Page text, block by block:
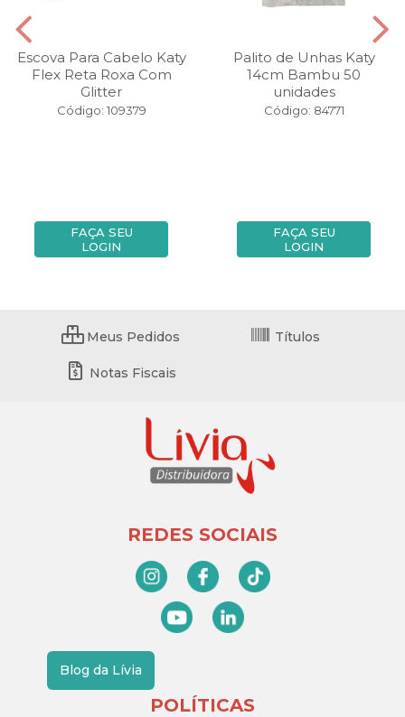
Escova Para Cabelo Katy
Flex Reta Roxa Com
Glitter
Código: 109379
FAÇA SEU
LOGIN
Palito de Unhas Katy
14cm Bambu 50
unidades
Código: 84771
FAÇA SEU
LOGIN
Meus Pedidos Títulos
Notas Fiscais
REDES SOCIAIS
Blog da Lívia
POLÍTICAS